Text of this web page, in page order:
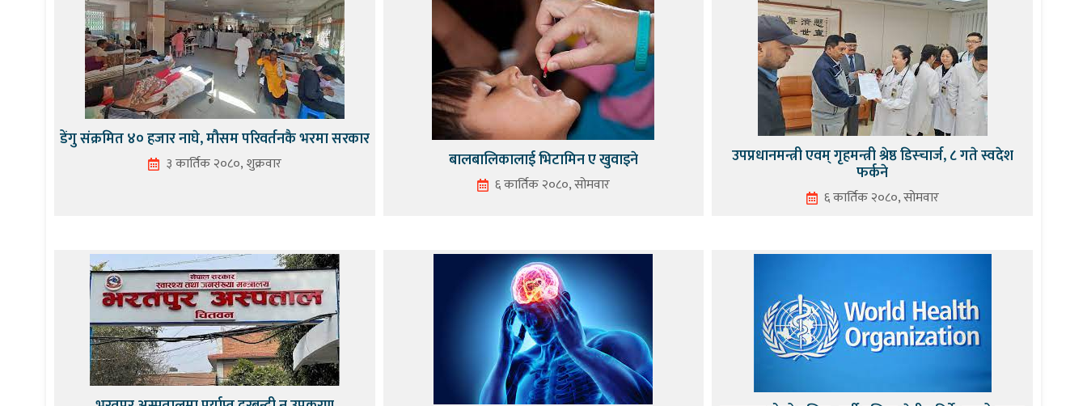
डेंगु संक्रमित ४० हजार नाघे, मौसम परिवर्तनकै भरमा सरकार
३ कार्तिक २०८०, शुक्रवार बालबालिकालाई भिटामिन ए खुवाइने
६ कार्तिक २०८०, सोमवार
उपप्रधानमन्त्री एवम् गृहमन्त्री श्रेष्ठ डिस्चार्ज, ८ गते स्वदेश
फर्कने
६ कार्तिक २०८०, सोमवार